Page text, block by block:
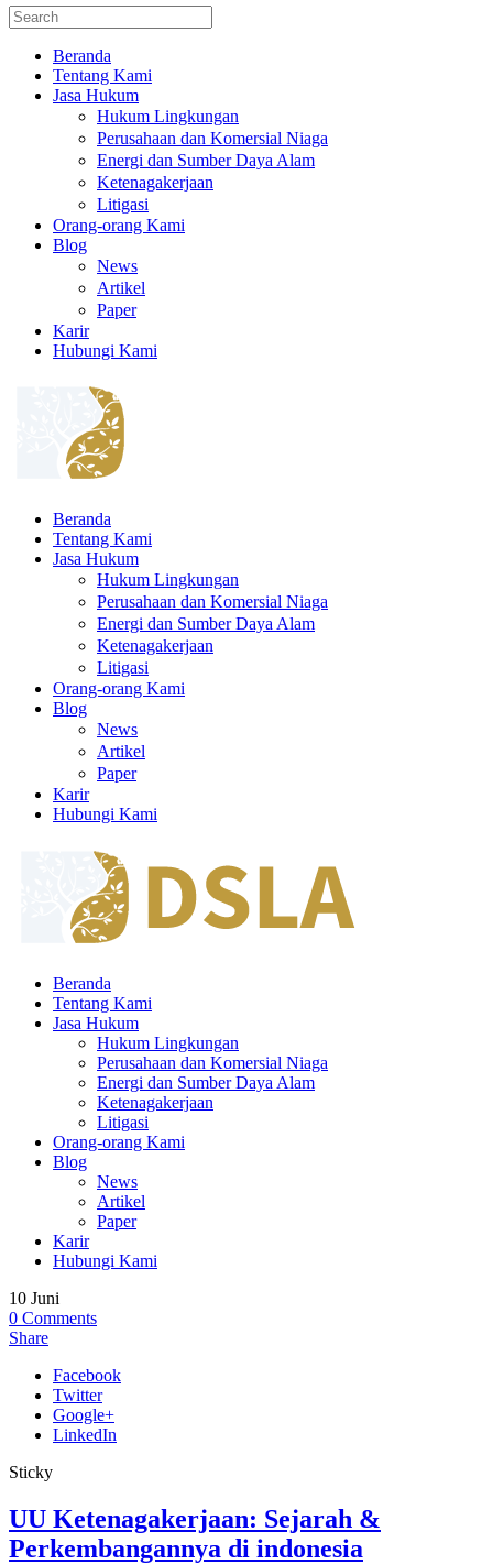
Beranda
Tentang Kami
Jasa Hukum
Hukum Lingkungan
Perusahaan dan Komersial Niaga
Energi dan Sumber Daya Alam
Ketenagakerjaan
Litigasi
Orang-orang Kami
Blog
News
Artikel
Paper
Karir
Hubungi Kami
Beranda
Tentang Kami
Jasa Hukum
Hukum Lingkungan
Perusahaan dan Komersial Niaga
Energi dan Sumber Daya Alam
Ketenagakerjaan
Litigasi
Orang-orang Kami
Blog
News
Artikel
Paper
Karir
Hubungi Kami
Beranda
Tentang Kami
Jasa Hukum
Hukum Lingkungan
Perusahaan dan Komersial Niaga
Energi dan Sumber Daya Alam
Ketenagakerjaan
Litigasi
Orang-orang Kami
Blog
News
Artikel
Paper
Karir
Hubungi Kami
10 Juni
0 Comments
Share
Facebook
Twitter
Google+
LinkedIn
Sticky
UU Ketenagakerjaan: Sejarah &
Perkembangannya di indonesia